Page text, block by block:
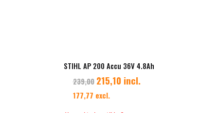
STIHL AP 200 Accu 36V 4.8Ah
239,00 215,10 incl.
177,77 excl.